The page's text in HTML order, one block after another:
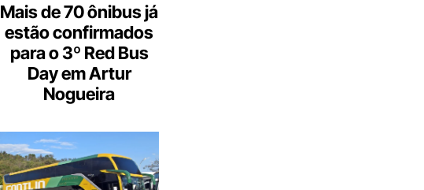
Mais de 70 ônibus já
estão confirmados
para o 3º Red Bus
Day em Artur
Nogueira